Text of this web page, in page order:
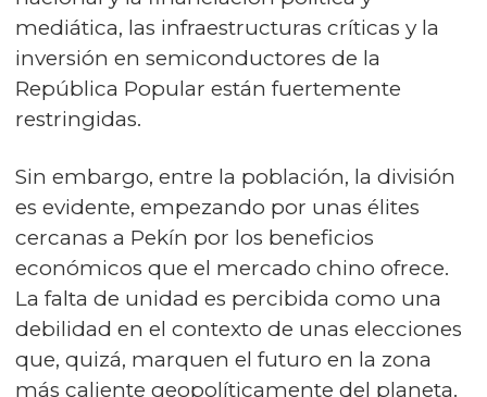
mediática, las infraestructuras críticas y la
inversión en semiconductores de la
República Popular están fuertemente
restringidas.
Sin embargo, entre la población, la división
es evidente, empezando por unas élites
cercanas a Pekín por los beneficios
económicos que el mercado chino ofrece.
La falta de unidad es percibida como una
debilidad en el contexto de unas elecciones
que, quizá, marquen el futuro en la zona
más caliente geopolíticamente del planeta.